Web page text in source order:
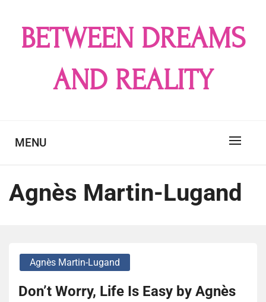
contentBETWEEN DREAMS
AND REALITY
MENU
Agnès Martin-Lugand
Agnès Martin-Lugand
Don’t Worry, Life Is Easy by Agnès